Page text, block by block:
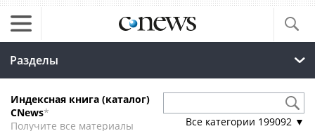
Разделы
Индексная книга (каталог)
CNews*
Получите все материалы
Все категории 199092 ▼